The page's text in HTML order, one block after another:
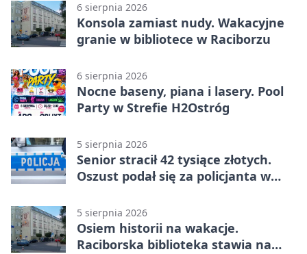
6 sierpnia 2026
Konsola zamiast nudy. Wakacyjne
granie w bibliotece w Raciborzu
6 sierpnia 2026
Nocne baseny, piana i lasery. Pool
Party w Strefie H2Ostróg
5 sierpnia 2026
Senior stracił 42 tysiące złotych.
Oszust podał się za policjanta w
5 sierpnia 2026
Osiem historii na wakacje.
Raciborska biblioteka stawia na